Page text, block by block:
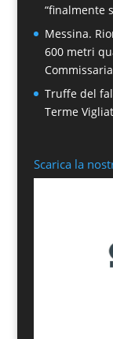
“finalmente
Messina.
600 metri
Truffe del
Terme
Scarica la